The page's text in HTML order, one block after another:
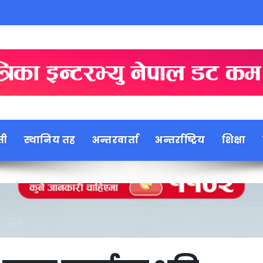
स्थानिय तह अन्तरवार्ता अन्तर्राष्ट्रिय शिक्षा